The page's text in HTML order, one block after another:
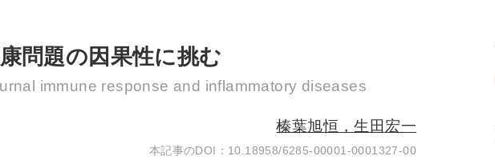
問題の因果性に挑む
immune response and inflammatory diseases
榛葉旭恒，生田宏一
10.18958/6285-00001-0001327-00